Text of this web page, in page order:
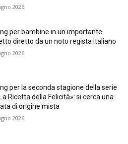
2026
per bambine in un importante
diretto da un noto regista italiano
2026
per la seconda stagione della serie
Ricetta della Felicità»: si cerca una
di origine mista
2026